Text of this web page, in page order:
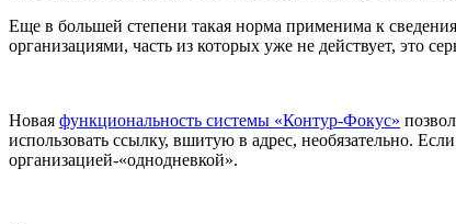
Еще в большей степени такая норма применима к
организациями, часть из которых уже не действует, это
Новая функциональность системы «Контур-Фокус»
использовать ссылку, вшитую в адрес, необязательно.
организацией-«однодневкой».